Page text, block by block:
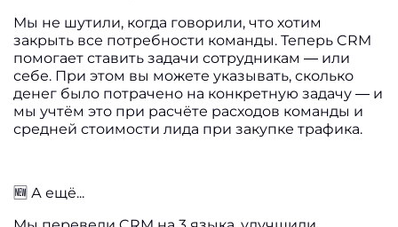
Мы не шутили, когда говорили, что хотим
закрыть все потребности команды. Теперь CRM
помогает ставить задачи сотрудникам — или
себе. При этом вы можете указывать, сколько
денег было потрачено на конкретную задачу — и
мы учтём это при расчёте расходов команды и
средней стоимости лида при закупке трафика.
🆕 А ещё...